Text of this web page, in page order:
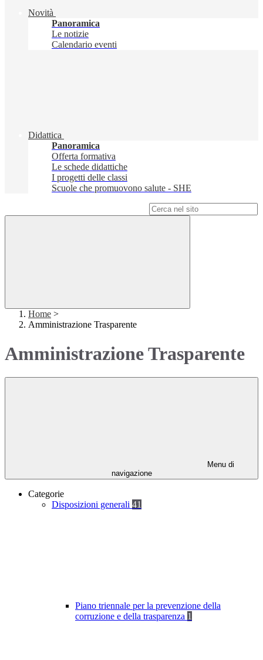
Novità
Panoramica
Le notizie
Calendario eventi
Didattica
Panoramica
Offerta formativa
Le schede didattiche
I progetti delle classi
Scuole che promuovono salute - SHE
Home >
Amministrazione Trasparente
Amministrazione Trasparente
Menu di
navigazione
Categorie
Disposizioni generali 41
Piano triennale per la prevenzione della
corruzione e della trasparenza 1